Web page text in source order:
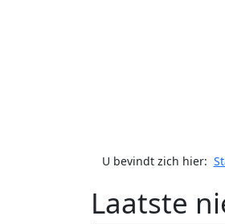
U bevindt zich hier:
Laatste